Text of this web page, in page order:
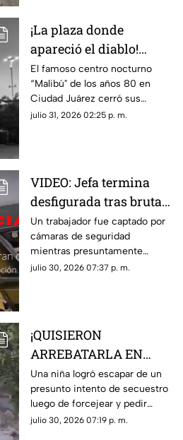
¡La plaza donde
apareció el diablo!
Aseguran que hombre
con patas de cabra se
apareció en lo que hoy
es conocida tienda en
El famoso centro nocturno
“Malibú" de los años 80 en
Ciudad Juárez cerró sus
puertas tras una terrorífica
julio 31, 2026 02:25 p. m.
VIDEO: Jefa termina
desfigurada tras brutal
ataque de su empleado
por no pagarle
liquiación
Un trabajador fue captado por
cámaras de seguridad
mientras presuntamente
golpeaba a su jefa en repetidas
julio 30, 2026 07:37 p. m.
¡QUISIERON
ARREBATARLA EN
SEGUNDOS! Niña
escapa de presunto
intento de secuestro;
este es el VIDEO
Una niña logró escapar de un
presunto intento de secuestro
luego de forcejear y pedir
ayuda a gritos cuando una
julio 30, 2026 07:19 p. m.